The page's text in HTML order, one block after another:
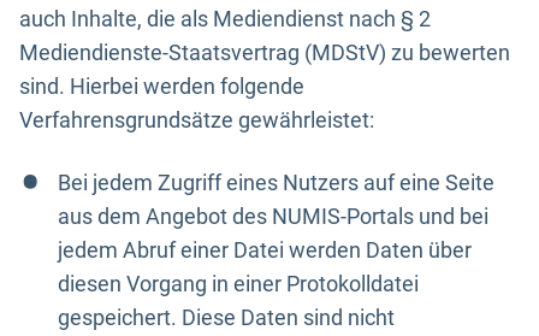
auch Inhalte, die als Mediendienst nach § 2
Mediendienste-Staatsvertrag (MDStV) zu bewerten
sind. Hierbei werden folgende
Verfahrensgrundsätze gewährleistet:
Bei jedem Zugriff eines Nutzers auf eine Seite
aus dem Angebot des NUMIS-Portals und bei
jedem Abruf einer Datei werden Daten über
diesen Vorgang in einer Protokolldatei
gespeichert. Diese Daten sind nicht